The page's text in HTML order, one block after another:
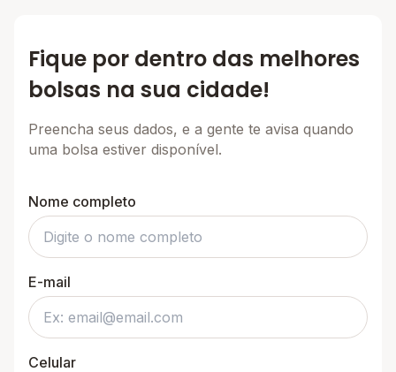
Fique por dentro das melhores
bolsas na sua cidade!
Preencha seus dados, e a gente te avisa quando
uma bolsa estiver disponível.
Nome completo
E-mail
Celular